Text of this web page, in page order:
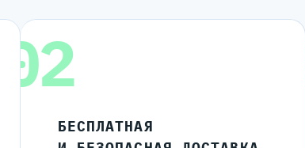
02
БЕСПЛАТНАЯ